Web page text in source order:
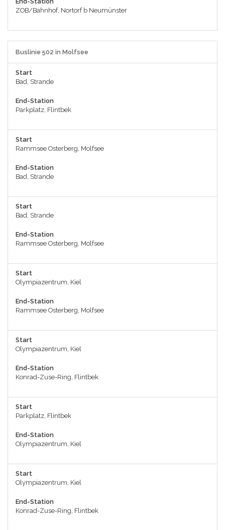
ZOB/Bahnhof, Nortorf b Neumünster
Buslinie 502 in Molfsee
Start
Bad, Strande
End-Station
Parkplatz, Flintbek
Start
Rammsee Osterberg, Molfsee
End-Station
Bad, Strande
Start
Bad, Strande
End-Station
Rammsee Osterberg, Molfsee
Start
Olympiazentrum, Kiel
End-Station
Rammsee Osterberg, Molfsee
Start
Olympiazentrum, Kiel
End-Station
Konrad-Zuse-Ring, Flintbek
Start
Parkplatz, Flintbek
End-Station
Olympiazentrum, Kiel
Start
Olympiazentrum, Kiel
End-Station
Konrad-Zuse-Ring, Flintbek